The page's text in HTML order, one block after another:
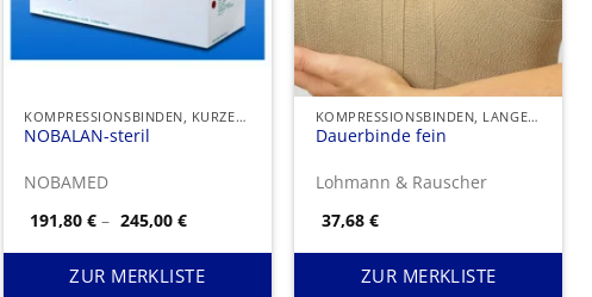
KOMPRESSIONSBINDEN, KURZER ZUG
NOBALAN-steril
NOBAMED
191,80€ – 245,00€Preisspanne:
bis
245,00 €
ZUR MERKLISTE
KOMPRESSIONSBINDEN, LANGER ZUG
Dauerbinde fein
Lohmann & Rauscher
37,68 €
ZUR MERKLISTE